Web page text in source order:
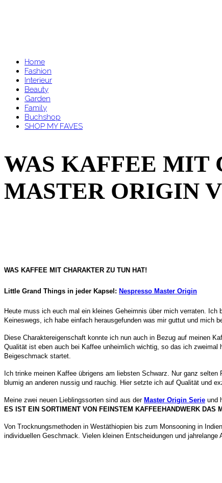
Home
Fashion
Interieur
Beauty
Garden
Family
Buchshop
SHOP MY FAVES
WAS KAFFEE MIT
MASTER ORIGIN
WAS KAFFEE MIT CHARAKTER ZU TUN HAT!
Little Grand Things in jeder Kapsel: Nespresso Master Origin
Heute muss ich euch mal ein kleines Geheimnis über mich verraten.
Keineswegs, ich habe einfach herausgefunden was mir guttut und mich
Diese Charaktereigenschaft konnte ich nun auch in Bezug auf meinen
Qualität ist eben auch bei Kaffee unheimlich wichtig, so das ich zweimal
Beigeschmack startet.
Ich trinke meinen Kaffee übrigens am liebsten Schwarz. Nur ganz
blumig an anderen nussig und rauchig. Hier setzte ich auf Qualität und
Meine zwei neuen Lieblingssorten sind aus der Master Origin Serie und
ES IST EI N SORTIMENT VON FEINSTEM KAFFEEHANDWERK DAS
Von Trocknungsmethoden in Westäthiopien bis zum Monsooning in
individuellen Geschmack. Vielen kleinen Entscheidungen und